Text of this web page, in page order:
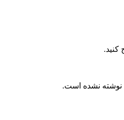
کنید.
نوشته نشده است.